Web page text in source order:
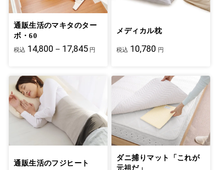
通販生活のマキタのター
ボ・60
税込 14,800－17,845 円
メディカル枕
税込 10,780 円
通販生活のフジヒート
ダニ捕りマット「これが
元祖だ」